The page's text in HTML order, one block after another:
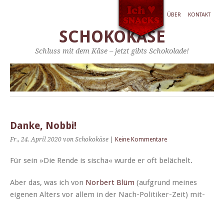
ÜBER KONTAKT
SCHOKOKÄSE
Schluss mit dem Käse – jetzt gibts Schokolade!
Danke, Nobbi!
Fr., 24. April 2020 von Schokokäse Keine Kommentare
Für sein »Die Rende is sis­cha« wurde er oft belächelt.
Aber das, was ich von Nor­bert Blüm (auf­grund meines
eige­nen Alters vor allem in der Nach-Poli­tik­er-Zeit) mit­